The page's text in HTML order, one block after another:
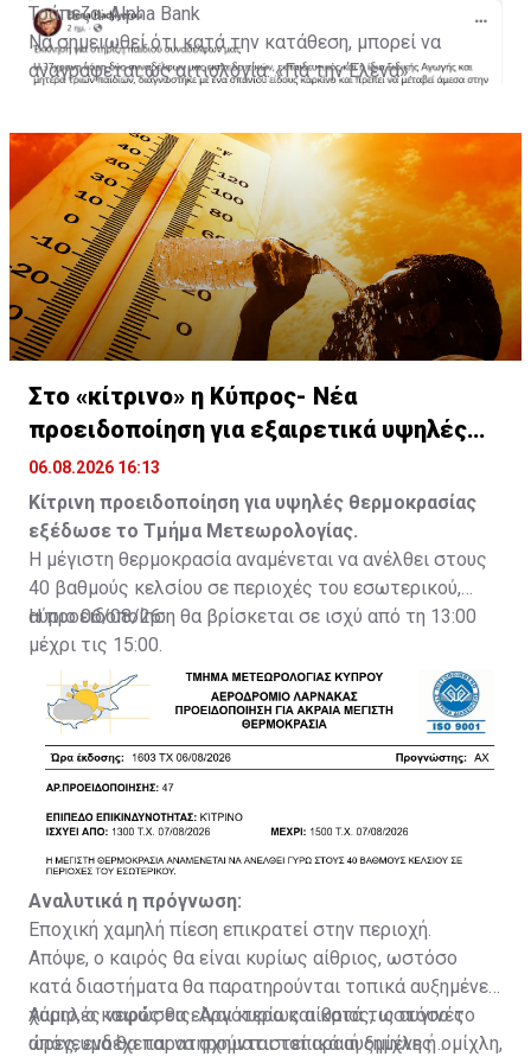
Τράπεζα: Alpha Bank
Να σημειωθεί ότι κατά την κατάθεση, μπορεί να
αναγράφεται ως αιτιολογία: «Για την Έλενα».
Στο «κίτρινο» η Κύπρος- Νέα
προειδοποίηση για εξαιρετικά υψηλές
θερμοκρασίες
06.08.2026 16:13
Κίτρινη προειδοποίηση για υψηλές θερμοκρασίας
εξέδωσε το Τμήμα Μετεωρολογίας.
Η μέγιστη θερμοκρασία αναμένεται να ανέλθει στους
40 βαθμούς κελσίου σε περιοχές του εσωτερικού,
αύριο 06/08/26.
Η προειδοποίηση θα βρίσκεται σε ισχύ από τη 13:00
μέχρι τις 15:00.
Αναλυτικά η πρόγνωση:
Εποχική χαμηλή πίεση επικρατεί στην περιοχή.
Απόψε, ο καιρός θα είναι κυρίως αίθριος, ωστόσο
κατά διαστήματα θα παρατηρούνται τοπικά αυξημένες
χαμηλές νεφώσεις. Αργότερα και κατά τις αυγινές
ώρες, ενδέχεται να σχηματιστεί αραιή ομίχλη ή ομίχλη,
Αύριο, ο καιρός θα είναι κυρίως αίθριος, ωστόσο το
απόγευμα θα παρατηρούνται τοπικά αυξημένες